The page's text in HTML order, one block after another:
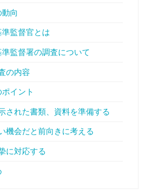
向
準監督官とは
監督署の調査について
の内容
イント
された書類、資料を準備する
機会だと前向きに考える
に対応する